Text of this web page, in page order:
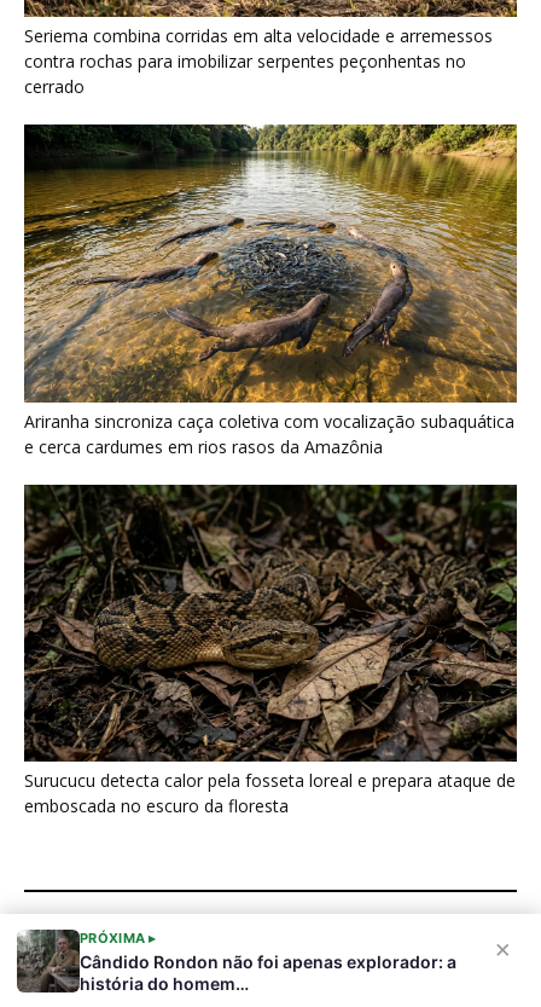
×
PRÓXIMA ▸
Cândido Rondon não foi apenas explorador: a
história do homem…
Ariranha sincroniza caça coletiva com vocalização subaquática
e cerca cardumes em rios rasos da Amazônia
Surucucu detecta calor pela fosseta loreal e prepara ataque de
emboscada no escuro da floresta
Últimas noticias
Galo-da-serra reúne machos em arena
coletiva e usa crista sobre o...
8 de agosto de 2026
“A chuva carrega um inventário da copa”: o
método que encontrou...
7 de agosto de 2026
Curicaca enfia o bico curvo no solo mole e
encontra presas...